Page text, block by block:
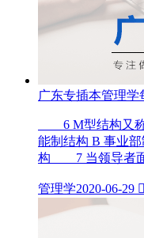
广东专插本管理学
6 M型结构又
能制结构 B 事业
构 7 当领导者
管理学2020-06-29 